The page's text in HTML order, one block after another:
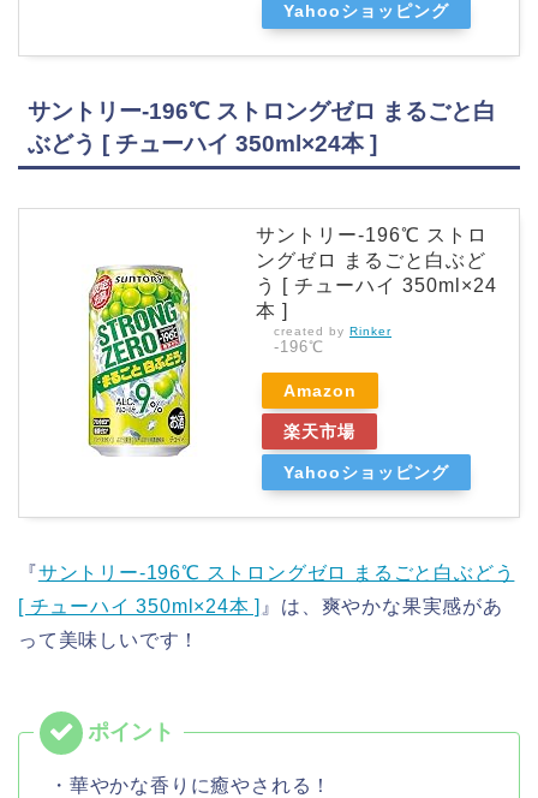
Yahooショッピング
サントリー-196℃ ストロングゼロ まるごと白
ぶどう [ チューハイ 350ml×24本 ]
サントリー-196℃ ストロ
ングゼロ まるごと白ぶど
う [ チューハイ 350ml×24
本 ]
created by Rinker
-196℃
Amazon
楽天市場
Yahooショッピング
『サントリー-196℃ ストロングゼロ まるごと白ぶどう
[ チューハイ 350ml×24本 ] 』は、爽やかな果実感があ
って美味しいです！
・華やかな香りに癒やされる！